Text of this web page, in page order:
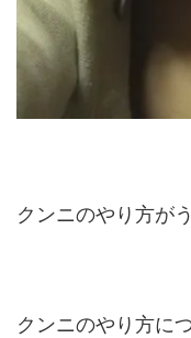
クンニのやり方が
クンニのやり方に